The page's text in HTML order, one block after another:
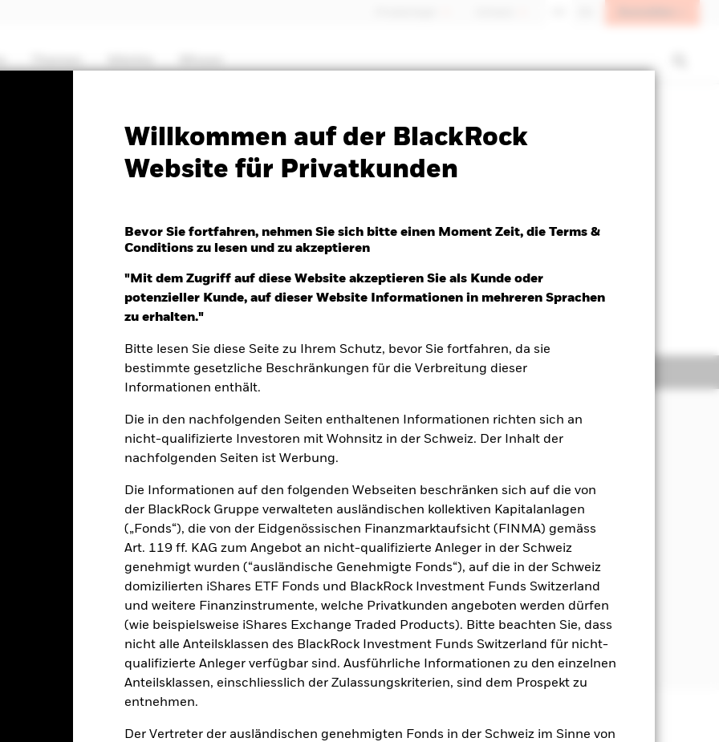
Willkommen auf der BlackRock
Website für Privatkunden
Bevor Sie fortfahren, nehmen Sie sich bitte einen Moment Zeit, die Terms &
Conditions zu lesen und zu akzeptieren
"Mit dem Zugriff auf diese Website akzeptieren Sie als Kunde oder
potenzieller Kunde, auf dieser Website Informationen in mehreren Sprachen
zu erhalten."
Bitte lesen Sie diese Seite zu Ihrem Schutz, bevor Sie fortfahren, da sie
bestimmte gesetzliche Beschränkungen für die Verbreitung dieser
Informationen enthält.
Die in den nachfolgenden Seiten enthaltenen Informationen richten sich an
nicht-qualifizierte Investoren mit Wohnsitz in der Schweiz. Der Inhalt der
nachfolgenden Seiten ist Werbung.
Die Informationen auf den folgenden Webseiten beschränken sich auf die von
der BlackRock Gruppe verwalteten ausländischen kollektiven Kapitalanlagen
(„Fonds“), die von der Eidgenössischen Finanzmarktaufsicht (FINMA) gemäss
Art. 119 ff. KAG zum Angebot an nicht-qualifizierte Anleger in der Schweiz
genehmigt wurden (“ausländische Genehmigte Fonds“), auf die in der Schweiz
domizilierten iShares ETF Fonds und BlackRock Investment Funds Switzerland
und weitere Finanzinstrumente, welche Privatkunden angeboten werden dürfen
(wie beispielsweise iShares Exchange Traded Products). Bitte beachten Sie, dass
nicht alle Anteilsklassen des BlackRock Investment Funds Switzerland für nicht-
qualifizierte Anleger verfügbar sind. Ausführliche Informationen zu den einzelnen
Anteilsklassen, einschliesslich der Zulassungskriterien, sind dem Prospekt zu
entnehmen.
Der Vertreter der ausländischen genehmigten Fonds in der Schweiz im Sinne von
Factsheet SFDR Web Disclosure Verkaufsprospekt Herunterladen
Equity Transition Fund
-0.07 (-0.13%)
Morningstar Rating
Eckdaten FondsManager Positionen Unterlagen
aus Kapitalwachstum und Erträgen auf das Fondsvermögen die Maximierung der langfristigen
Gesamtvermögens in ein konzentriertes Portfolio (d. h. weniger diversifiziertes Portfolio) von
von Unternehmen an, die ihren Sitz in Europa haben oder dort einen überwiegenden Teil ihrer
Europa bezieht sich auf alle europäischen Länder, einschließlich des Vereinigten Königreichs,
Sowjetunion. Diese Unternehmen werden vom Anlageberater (AB) auf der Grundlage ihrer
im Zuge des Übergangs zu einer kohlenstoffärmeren Wirtschaft als Enabler, Improver oder Leader
in Übereinstimmung mit seiner ESG-Politik angelegt, und er wendet Ausschlüsse unter Bezugnahme auf
Wandel an, wie im Prospekt dargelegt. Weitere Informationen zu den ESG-Merkmalen finden
Der Wert der Anlagen und die daraus entstandenen Erträge sind nicht garantiert und